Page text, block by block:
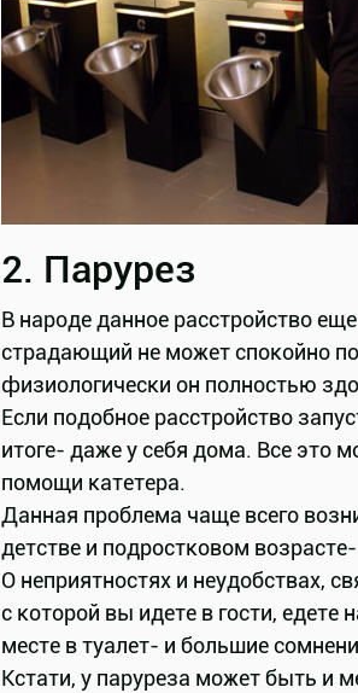
2. Парурез
В народе данное расстройство
страдающий не может спокойно
физиологически он полностью
Если подобное расстройство
итоге- даже у себя дома. Все это
помощи катетера.
Данная проблема чаще всего
детстве и подростковом
О неприятностях и неудобствах,
с которой вы идете в гости,
месте в туалет- и большие
Кстати, у паруреза может быть и